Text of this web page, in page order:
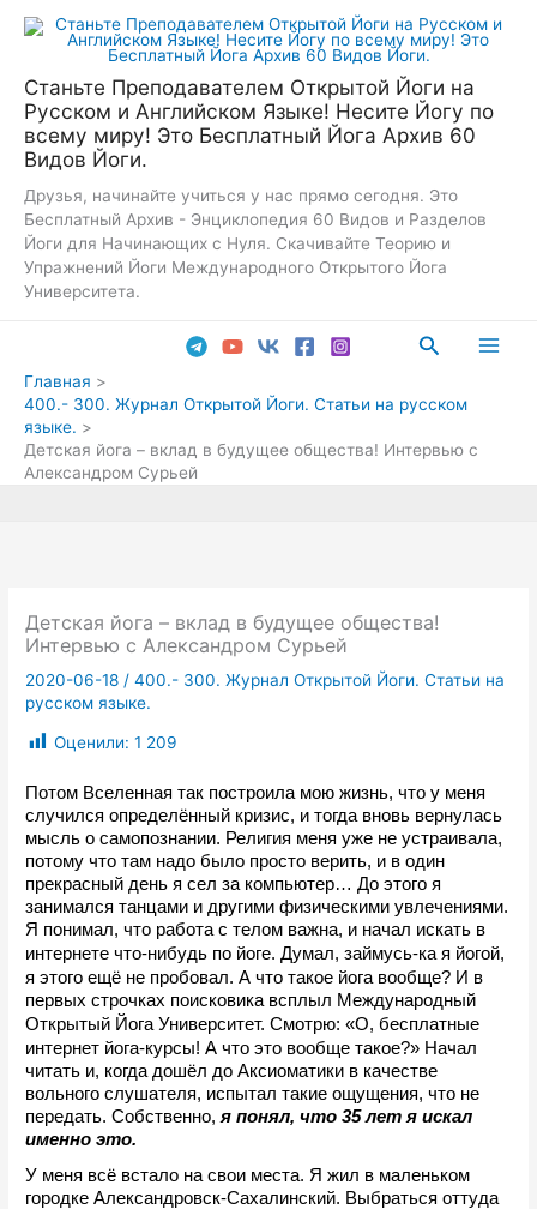
Перейти
Станьте Преподавателем Открытой Йоги на
Русском и Английском Языке! Несите Йогу по
всему миру! Это Бесплатный Йога Архив 60
Видов Йоги.
Друзья, начинайте учиться у нас прямо сегодня. Это
Бесплатный Архив - Энциклопедия 60 Видов и Разделов
Йоги для Начинающих с Нуля. Скачивайте Теорию и
Упражнений Йоги Международного Открытого Йога
Университета.
Поиск
Главная
400.- 300. Журнал Открытой Йоги. Статьи на русском
языке.
Детская йога – вклад в будущее общества! Интервью с
Александром Сурьей
Детская йога – вклад в будущее общества!
Интервью с Александром Сурьей
2020-06-18 /400.- 300. Журнал Открытой Йоги. Статьи на
русском языке.
Оценили: 1 209
Потом Вселенная так построила мою жизнь, что у меня
случился определённый кризис, и тогда вновь вернулась
мысль о самопознании. Религия меня уже не устраивала,
потому что там надо было просто верить, и в один
прекрасный день я сел за компьютер… До этого я
занимался танцами и другими физическими увлечениями.
Я понимал, что работа с телом важна, и начал искать в
интернете что-нибудь по йоге. Думал, займусь-ка я йогой,
я этого ещё не пробовал. А что такое йога вообще? И в
первых строчках поисковика всплыл Международный
Открытый Йога Университет. Смотрю: «О, бесплатные
интернет йога-курсы! А что это вообще такое?» Начал
читать и, когда дошёл до Аксиоматики в качестве
вольного слушателя, испытал такие ощущения, что не
передать. Собственно, я понял, что 35 лет я искал
именно это.
У меня всё встало на свои места. Я жил в маленьком
городке Александровск-Сахалинский. Выбраться оттуда